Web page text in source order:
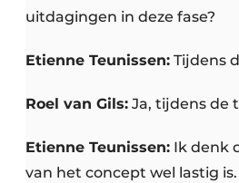
uitdagingen in deze fase?
Etienne Teunissen: Tijdens
Roel van Gils: Ja, tijdens de
Etienne Teunissen: Ik denk
van het concept wel lastig